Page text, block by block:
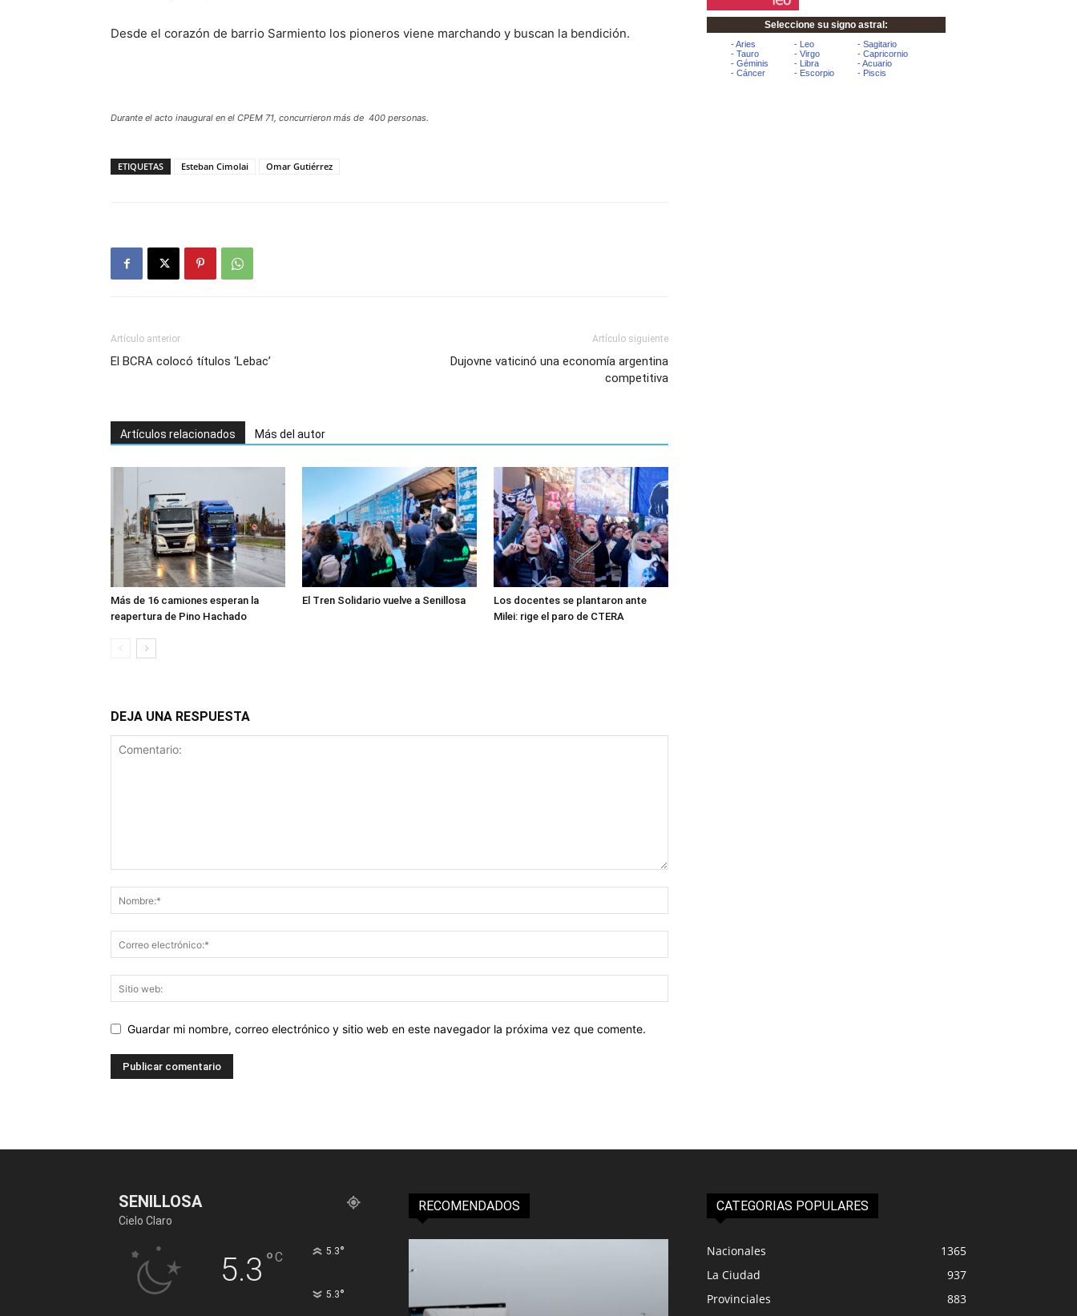
Desde el corazón de barrio Sarmiento los pioneros viene marchando y buscan la bendición.
Durante el acto inaugural en el CPEM 71, concurrieron más de 400 personas.
ETIQUETAS Esteban Cimolai Omar Gutiérrez
Artículo anterior
El BCRA colocó títulos ‘Lebac’
Artículo siguiente
Dujovne vaticinó una economía argentina
competitiva
Artículos relacionados Más del autor
Más de 16 camiones esperan la
reapertura de Pino Hachado
El Tren Solidario vuelve a Senillosa
Los docentes se plantaron ante
Milei: rige el paro de CTERA
DEJA UNA RESPUESTA
Guardar mi nombre, correo electrónico y sitio web en este navegador la próxima vez que comente.
SENILLOSA
Cielo Claro
5.3 °C 5.3°
5.3°
RECOMENDADOS CATEGORIAS POPULARES
Nacionales
1365
La Ciudad
937
Provinciales
883